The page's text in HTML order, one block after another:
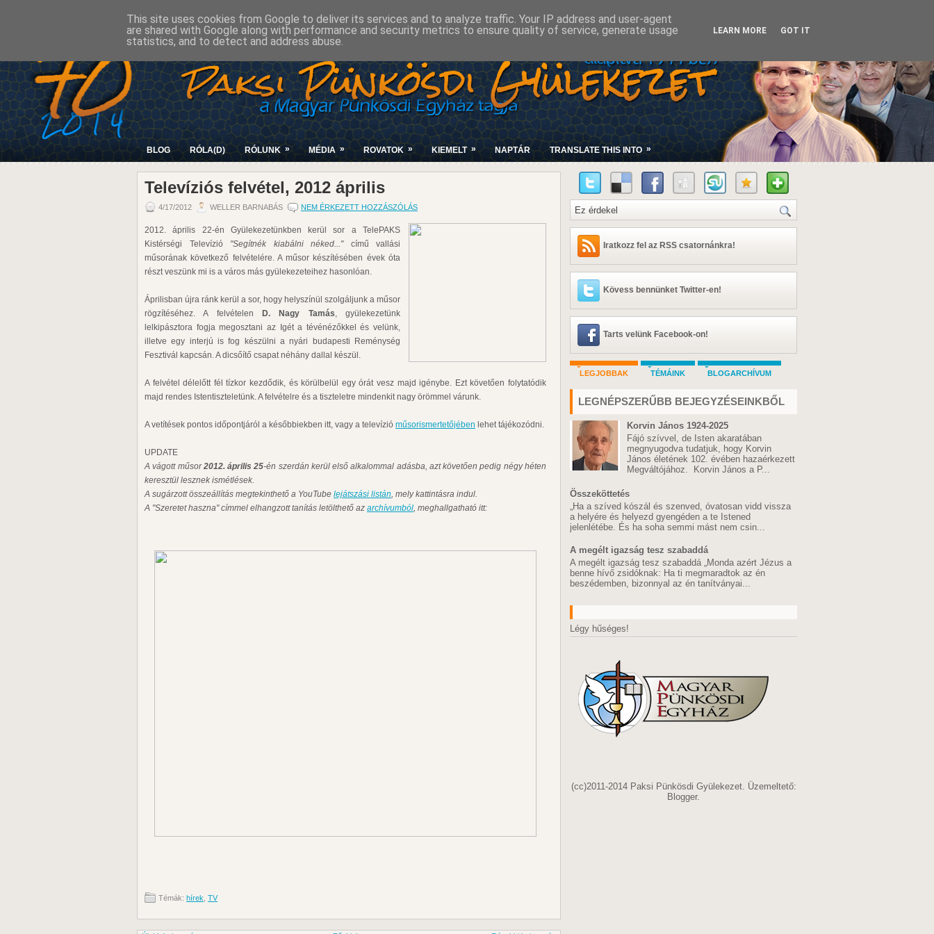
BLOG RÓLA(D) RÓLUNK » MÉDIA » ROVATOK » KIEMELT » NAPTÁR TRANSLATE THIS INTO »
Televíziós felvétel, 2012 április
4/17/2012 WELLER BARNABÁS NEM ÉRKEZETT HOZZÁSZÓLÁS
2012. április 22-én Gyülekezetünkben kerül sor a TelePAKS
Kistérségi Televízió "Segítnék kiabálni néked..."című vallási
műsorának következő felvételére. A műsor készítésében évek óta
részt veszünk mi is a város más gyülekezeteihez hasonlóan.
Áprilisban újra ránk kerül a sor, hogy helyszínül szolgáljunk a műsor
rögzítéséhez. A felvételen
D. Nagy Tamás, gyülekezetünk
lelkipásztora fogja megosztani az Igét a tévénézőkkel és velünk,
illetve egy interjú is fog készülni a nyári budapesti Reménység
Fesztivál kapcsán. A dicsőítő csapat néhány dallal készül.
A felvétel délelőtt fél tízkor kezdődik, és körülbelül egy órát vesz majd igénybe. Ezt követően folytatódik
majd rendes Istentiszteletünk. A felvételre és a tiszteletre mindenkit nagy örömmel várunk.
A vetítések pontos időpontjáról a későbbiekben itt, vagy a televízió műsorismertetőjében lehet tájékozódni.
UPDATE
A vágott műsor2012. április 25-én szerdán kerül első alkalommal adásba, azt követően pedig négy héten
keresztül lesznek ismétlések.
A sugárzott összeállítás megtekinthető a YouTube lejátszási listán, mely kattintásra indul.
A "Szeretet haszna" címmel elhangzott tanítás letölthető az archívumból, meghallgatható itt:
Témák: hírek TV
Iratkozz fel az RSS csatornánkra!
Kövess bennünket Twitter-en!
Tarts velünk Facebook-on!
LEGJOBBAK TÉMÁINK BLOGARCHÍVUM
LEGNÉPSZERŰBB BEJEGYZÉSEINKBŐL
Korvin János 1924-2025
Fájó szívvel, de Isten akaratában
megnyugodva tudatjuk, hogy Korvin
János életének 102. évében hazaérkezett
Megváltójához. Korvin János a P...
Összeköttetés
„Ha a szíved kószál és szenved, óvatosan vidd vissza
a helyére és helyezd gyengéden a te Istened
jelenlétébe. És ha soha semmi mást nem csin...
A megélt igazság tesz szabaddá
A megélt igazság tesz szabaddá „Monda azért Jézus a
benne hívő zsidóknak: Ha ti megmaradtok az én
beszédemben, bizonnyal az én tanítványai...
Légy hűséges!
(cc)2011-2014 Paksi Pünkösdi Gyülekezet. Üzemeltető:
Blogger.
This site uses cookies from Google to deliver its services and to analyze traffic. Your IP address and user-agent
are shared with Google along with performance and security metrics to ensure quality of service, generate usage
statistics, and to detect and address abuse.
LEARN MORE GOT IT